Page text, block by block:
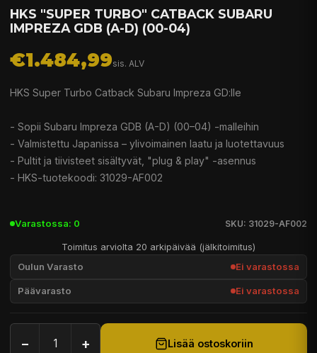
HKS "SUPER TURBO" CATBACK SUBARU
IMPREZA GDB (A-D) (00-04)
€1.484,99sis. ALV
HKS Super Turbo Catback Subaru Impreza GD:lle
- Sopii Subaru Impreza GDB (A-D) (00–04) -malleihin
- Valmistettu Japanissa – ylivoimainen laatu ja luotettavuus
- Pultit ja tiivisteet sisältyvät, "plug & play" -asennus
- HKS-tuotekoodi: 31029-AF002
Varastossa: 0 SKU: 31029-AF002
Toimitus arviolta 20 arkipäivää (jälkitoimitus)
Oulun Varasto Ei varastossa
Päävarasto Ei varastossa
− + Lisää ostoskoriin